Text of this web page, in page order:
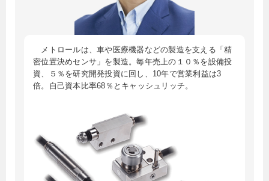
メトロールは、車や医療機器などの製造を支える「精
密位置決めセンサ」を製造。毎年売上の１０％を設備投
資、５％を研究開発投資に回し、10年で営業利益は3
倍。自己資本比率68％とキャッシュリッチ。